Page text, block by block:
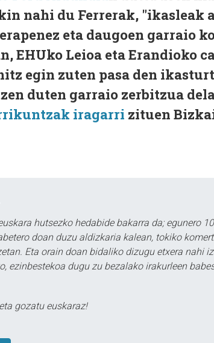
nahi du Ferrerak, "ikasleak
eta daugoen garraio
EHUko Leioa eta Erandioko
egin zuten pasa den
duten garraio zerbitzua
iragarri zituen
hutsezko hedabide bakarra da; egunero
doan duzu aldizkaria kalean, tokiko
Eta orain doan bidaliko dizugu etxera nahi
ezinbestekoa dugu zu bezalako irakurleen
gozatu euskaraz!